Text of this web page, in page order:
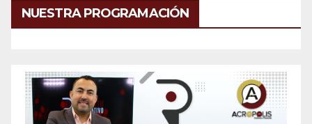
NUESTRA PROGRAMACIÓN